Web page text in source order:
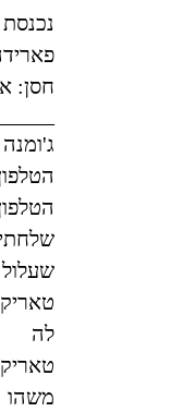
נכנסת
חסן:
לה
משהו